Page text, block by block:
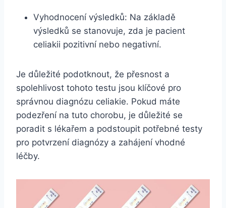
Vyhodnocení‌ výsledků: Na základě
výsledků se stanovuje, zda je pacient
celiakii pozitivní nebo negativní.
Je důležité podotknout, že přesnost a
‌spolehlivost tohoto testu jsou klíčové pro
správnou diagnózu celiakie. Pokud máte
podezření na​ tuto chorobu, je důležité se
poradit s lékařem a podstoupit potřebné‍ testy
pro potvrzení ‍diagnózy a zahájení ‌vhodné
léčby.